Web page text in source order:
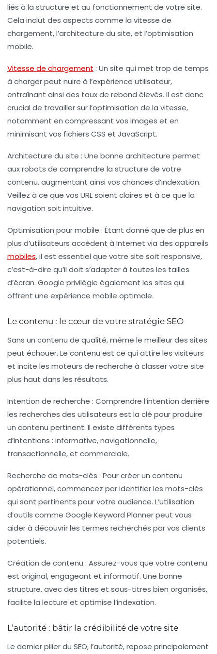
liés à la structure et au fonctionnement de votre site.
Cela inclut des aspects comme la vitesse de
chargement, l’architecture du site, et l’optimisation
mobile.
Vitesse de chargement : Un site qui met trop de temps
à charger peut nuire à l’expérience utilisateur,
entraînant ainsi des taux de rebond élevés. Il est donc
crucial de travailler sur l’optimisation de la vitesse,
notamment en compressant vos images et en
minimisant vos fichiers CSS et JavaScript.
Architecture du site : Une bonne architecture permet
aux robots de comprendre la structure de votre
contenu, augmentant ainsi vos chances d’indexation.
Veillez à ce que vos URL soient claires et à ce que la
navigation soit intuitive.
Optimisation pour mobile : Étant donné que de plus en
plus d’utilisateurs accèdent à Internet via des appareils
mobiles, il est essentiel que votre site soit responsive,
c’est-à-dire qu’il doit s’adapter à toutes les tailles
d’écran. Google privilégie également les sites qui
offrent une expérience mobile optimale.
Le contenu : le cœur de votre stratégie SEO
Sans un contenu de qualité, même le meilleur des sites
peut échouer. Le contenu est ce qui attire les visiteurs
et incite les moteurs de recherche à classer votre site
plus haut dans les résultats.
Intention de recherche : Comprendre l’intention derrière
les recherches des utilisateurs est la clé pour produire
un contenu pertinent. Il existe différents types
d’intentions : informative, navigationnelle,
transactionnelle, et commerciale.
Recherche de mots-clés : Pour créer un contenu
opérationnel, commencez par identifier les mots-clés
qui sont pertinents pour votre audience. L’utilisation
d’outils comme Google Keyword Planner peut vous
aider à découvrir les termes recherchés par vos clients
potentiels.
Création de contenu : Assurez-vous que votre contenu
est original, engageant et informatif. Une bonne
structure, avec des titres et sous-titres bien organisés,
facilite la lecture et optimise l’indexation.
L’autorité : bâtir la crédibilité de votre site
Le dernier pilier du SEO, l’autorité, repose principalement